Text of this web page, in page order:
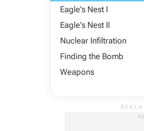
Eagle's Nest I
Eagle's Nest II
Nuclear Infiltration
Finding the Bomb
Weapons